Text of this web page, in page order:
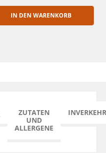
IN DEN WARENKORB
ZUTATEN
UND
ALLERGENE